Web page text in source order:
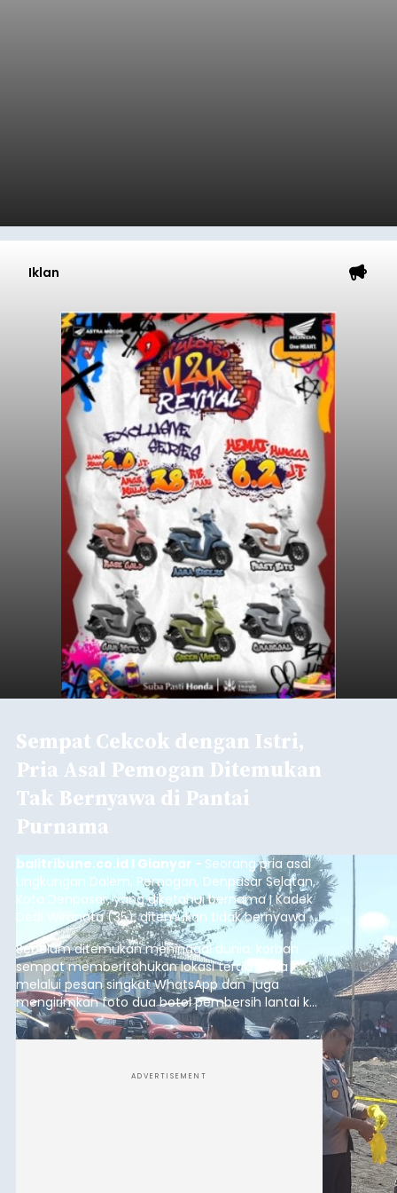
Iklan
Sempat Cekcok dengan Istri,
Pria Asal Pemogan Ditemukan
Tak Bernyawa di Pantai
Purnama
balitribune.co.id I Gianyar - Seorang pria asal
Lingkungan Dalem, Pemogan, Denpasar Selatan,
Kota Denpasar, yang diketahui bernama I Kadek
Dedi Wiranata (35), ditemukan tidak bernyawa di
pesisir Pantai Purnama, Sukawati.
Sebelum ditemukan meninggal dunia, korban
sempat memberitahukan lokasi terakhirnya
melalui pesan singkat WhatsApp dan juga
mengirimkan foto dua botol pembersih lantai ke
istrinya.
ADVERTISEMENT